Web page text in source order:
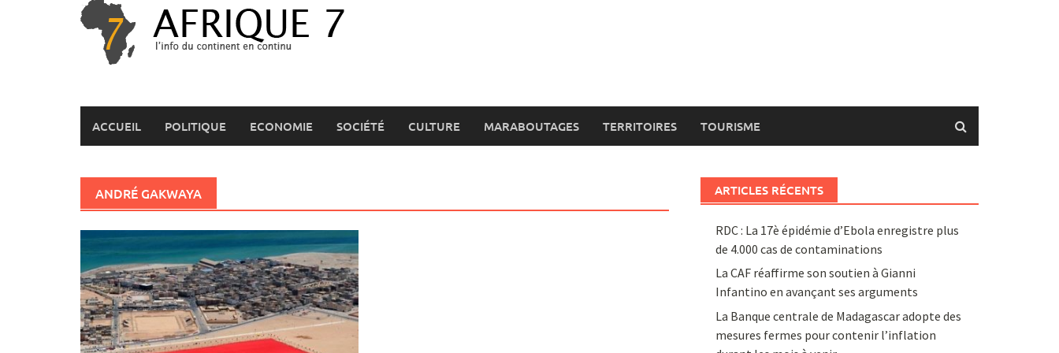
ACCUEIL POLITIQUE ECONOMIE SOCIÉTÉ CULTURE MARABOUTAGES TERRITOIRES TOURISME
ANDRÉ GAKWAYA ARTICLES RÉCENTS
RDC : La 17è épidémie d’Ebola enregistre plus
de 4.000 cas de contaminations
La CAF réaffirme son soutien à Gianni
Infantino en avançant ses arguments
La Banque centrale de Madagascar adopte des
mesures fermes pour contenir l’inflation